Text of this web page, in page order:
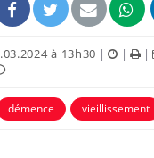
à 13h30 | | |
démence vieillissement